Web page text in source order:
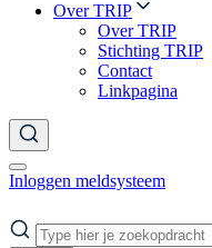
Over TRIP
Over TRIP
Stichting TRIP
Contact
Linkpagina
Inloggen meldsysteem